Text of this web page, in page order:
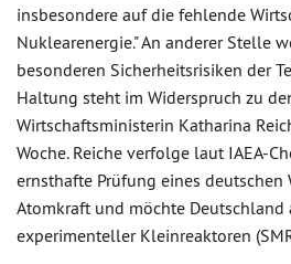
insbesondere auf die fehlende
Nuklearenergie." An anderer Stelle
besonderen Sicherheitsrisiken der
Haltung steht im Widerspruch zu
Wirtschaftsministerin Katharina
Woche. Reiche verfolge laut IAEA-
ernsthafte Prüfung eines deutschen
Atomkraft und möchte
experimenteller Kleinreaktoren